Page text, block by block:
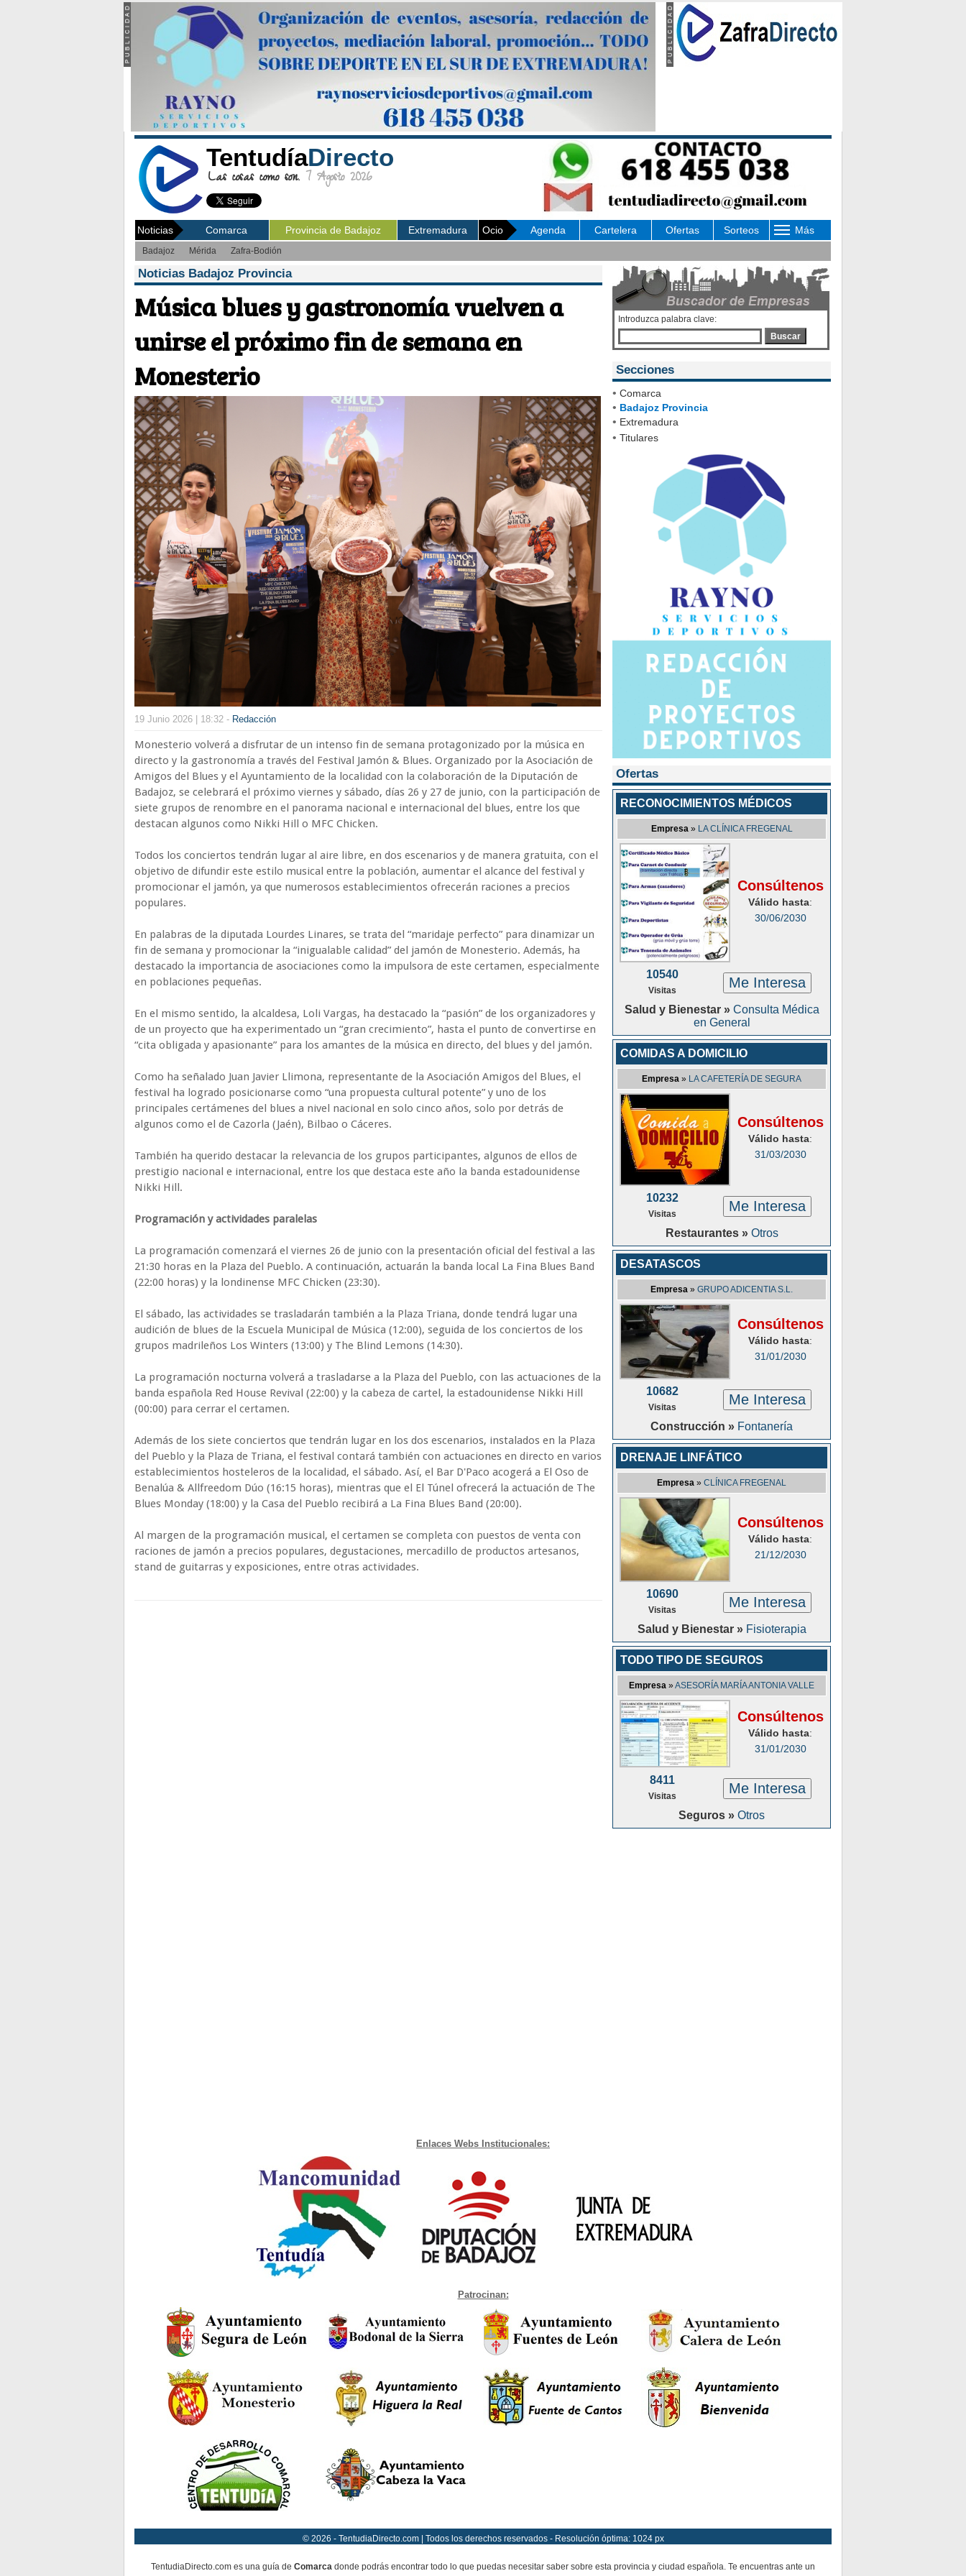
TentudíaDirecto
Las cosas como son. 7 Agosto 2026
Noticias Comarca Provincia de Badajoz Extremadura Ocio Agenda Cartelera Ofertas Sorteos Más
Badajoz Mérida Zafra-Bodión
Noticias Badajoz Provincia
Música blues y gastronomía vuelven a
unirse el próximo fin de semana en
Monesterio
19 Junio 2026 | 18:32 - Redacción
Monesterio volverá a disfrutar de un intenso fin de semana protagonizado por la música en
directo y la gastronomía a través del Festival Jamón & Blues. Organizado por la Asociación de
Amigos del Blues y el Ayuntamiento de la localidad con la colaboración de la Diputación de
Badajoz, se celebrará el próximo viernes y sábado, días 26 y 27 de junio, con la participación de
siete grupos de renombre en el panorama nacional e internacional del blues, entre los que
destacan algunos como Nikki Hill o MFC Chicken.
Todos los conciertos tendrán lugar al aire libre, en dos escenarios y de manera gratuita, con el
objetivo de difundir este estilo musical entre la población, aumentar el alcance del festival y
promocionar el jamón, ya que numerosos establecimientos ofrecerán raciones a precios
populares.
En palabras de la diputada Lourdes Linares, se trata del “maridaje perfecto” para dinamizar un
fin de semana y promocionar la “inigualable calidad” del jamón de Monesterio. Además, ha
destacado la importancia de asociaciones como la impulsora de este certamen, especialmente
en poblaciones pequeñas.
En el mismo sentido, la alcaldesa, Loli Vargas, ha destacado la “pasión” de los organizadores y
de un proyecto que ha experimentado un “gran crecimiento”, hasta el punto de convertirse en
“cita obligada y apasionante” para los amantes de la música en directo, del blues y del jamón.
Como ha señalado Juan Javier Llimona, representante de la Asociación Amigos del Blues, el
festival ha logrado posicionarse como “una propuesta cultural potente” y uno de los
principales certámenes del blues a nivel nacional en solo cinco años, solo por detrás de
algunos como el de Cazorla (Jaén), Bilbao o Cáceres.
También ha querido destacar la relevancia de los grupos participantes, algunos de ellos de
prestigio nacional e internacional, entre los que destaca este año la banda estadounidense
Nikki Hill.
Programación y actividades paralelas
La programación comenzará el viernes 26 de junio con la presentación oficial del festival a las
21:30 horas en la Plaza del Pueblo. A continuación, actuarán la banda local La Fina Blues Band
(22:00 horas) y la londinense MFC Chicken (23:30).
El sábado, las actividades se trasladarán también a la Plaza Triana, donde tendrá lugar una
audición de blues de la Escuela Municipal de Música (12:00), seguida de los conciertos de los
grupos madrileños Los Winters (13:00) y The Blind Lemons (14:30).
La programación nocturna volverá a trasladarse a la Plaza del Pueblo, con las actuaciones de la
banda española Red House Revival (22:00) y la cabeza de cartel, la estadounidense Nikki Hill
(00:00) para cerrar el certamen.
Además de los siete conciertos que tendrán lugar en los dos escenarios, instalados en la Plaza
del Pueblo y la Plaza de Triana, el festival contará también con actuaciones en directo en varios
establecimientos hosteleros de la localidad, el sábado. Así, el Bar D'Paco acogerá a El Oso de
Benalúa & Allfreedom Dúo (16:15 horas), mientras que el El Túnel ofrecerá la actuación de The
Blues Monday (18:00) y la Casa del Pueblo recibirá a La Fina Blues Band (20:00).
Al margen de la programación musical, el certamen se completa con puestos de venta con
raciones de jamón a precios populares, degustaciones, mercadillo de productos artesanos,
stand de guitarras y exposiciones, entre otras actividades.
Introduzca palabra clave:
Buscar
Secciones
• Comarca
• Badajoz Provincia
• Extremadura
• Titulares
Ofertas
RECONOCIMIENTOS MÉDICOS
Empresa » LA CLÍNICA FREGENAL
Consúltenos
Válido hasta:
30/06/2030
10540
Visitas Me Interesa
Salud y Bienestar » Consulta Médica
en General
COMIDAS A DOMICILIO
Empresa » LA CAFETERÍA DE SEGURA
Consúltenos
Válido hasta:
31/03/2030
10232
Visitas Me Interesa
Restaurantes » Otros
DESATASCOS
Empresa » GRUPO ADICENTIA S.L.
Consúltenos
Válido hasta:
31/01/2030
10682
Visitas Me Interesa
Construcción » Fontanería
DRENAJE LINFÁTICO
Empresa » CLÍNICA FREGENAL
Consúltenos
Válido hasta:
21/12/2030
10690
Visitas Me Interesa
Salud y Bienestar » Fisioterapia
TODO TIPO DE SEGUROS
Empresa »ASESORÍA MARÍA ANTONIA VALLE
Consúltenos
Válido hasta:
31/01/2030
8411
Visitas Me Interesa
Seguros » Otros
Enlaces Webs Institucionales:
Patrocinan:
© 2026 - TentudiaDirecto.com | Todos los derechos reservados - Resolución óptima: 1024 px
TentudiaDirecto.com es una guía de Comarca donde podrás encontrar todo lo que puedas necesitar saber sobre esta provincia y ciudad española. Te encuentras ante un